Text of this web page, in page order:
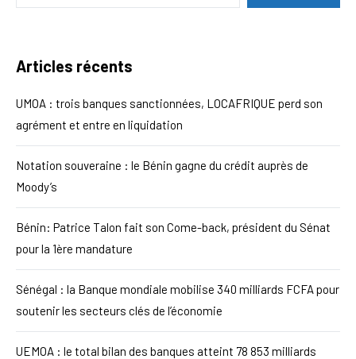
Articles récents
UMOA : trois banques sanctionnées, LOCAFRIQUE perd son
agrément et entre en liquidation
Notation souveraine : le Bénin gagne du crédit auprès de
Moody’s
Bénin: Patrice Talon fait son Come-back, président du Sénat
pour la 1ère mandature
Sénégal : la Banque mondiale mobilise 340 milliards FCFA pour
soutenir les secteurs clés de l’économie
UEMOA : le total bilan des banques atteint 78 853 milliards